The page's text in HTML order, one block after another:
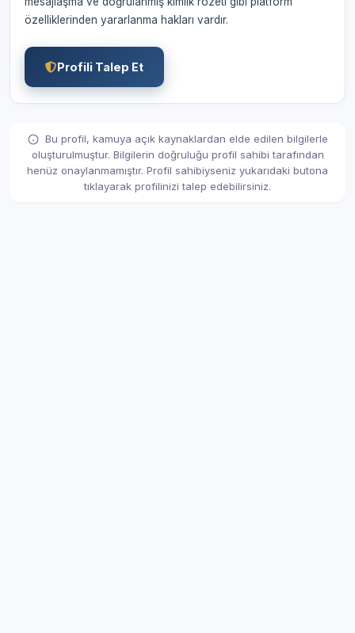
özelliklerinden yararlanma hakları vardır.
Profili Talep Et
Bu profil, kamuya açık kaynaklardan elde edilen bilgilerle
oluşturulmuştur. Bilgilerin doğruluğu profil sahibi tarafından
henüz onaylanmamıştır. Profil sahibiyseniz yukarıdaki butona
tıklayarak profilinizi talep edebilirsiniz.